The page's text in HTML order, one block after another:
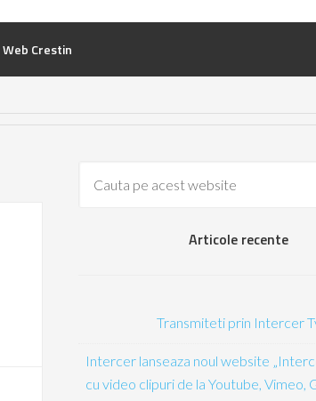
Web Crestin
Articole recente
Transmiteti prin Intercer
Intercer lanseaza noul website
cu video clipuri de la Youtube, Vimeo,